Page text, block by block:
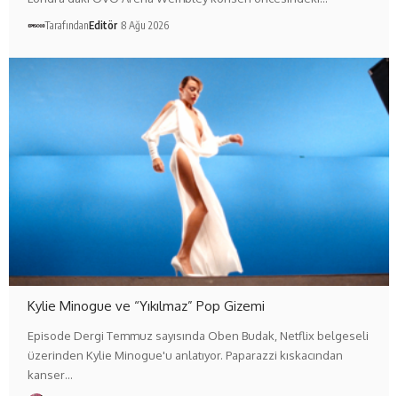
TarafındanEditör 8 Ağu 2026
Kylie Minogue ve “Yıkılmaz” Pop Gizemi
Episode Dergi Temmuz sayısında Oben Budak, Netflix belgeseli
üzerinden Kylie Minogue'u anlatıyor. Paparazzi kıskacından
kanser…